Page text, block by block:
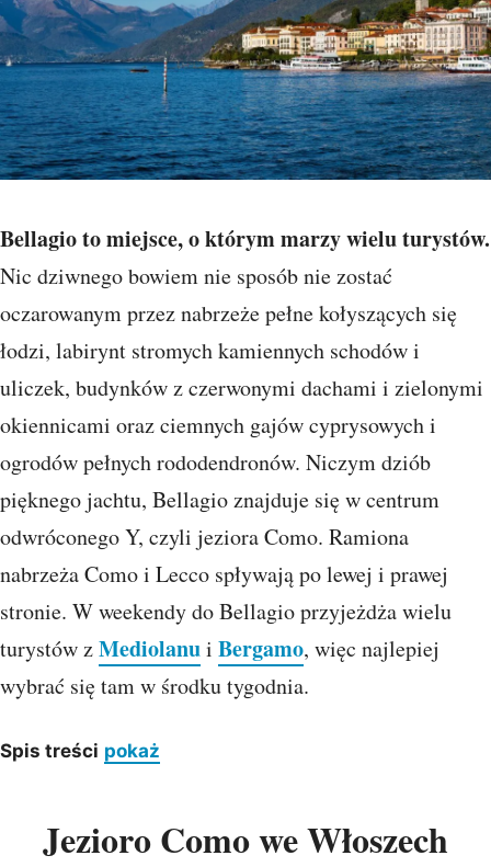
Bellagio to miejsce, o którym marzy wielu turystów.
Nic dziwnego bowiem nie sposób nie zostać
oczarowanym przez nabrzeże pełne kołyszących się
łodzi, labirynt stromych kamiennych schodów i
uliczek, budynków z czerwonymi dachami i zielonymi
okiennicami oraz ciemnych gajów cyprysowych i
ogrodów pełnych rododendronów. Niczym dziób
pięknego jachtu, Bellagio znajduje się w centrum
odwróconego Y, czyli jeziora Como. Ramiona
nabrzeża Como i Lecco spływają po lewej i prawej
stronie. W weekendy do Bellagio przyjeżdża wielu
turystów zMediolanui Bergamo, więc najlepiej
wybrać się tam w środku tygodnia.
Spis treści pokaż
Jezioro Como we Włoszech